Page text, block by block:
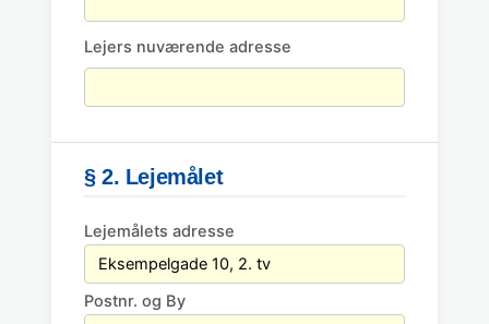
Lejers nuværende adresse
§ 2. Lejemålet
Lejemålets adresse
Postnr. og By